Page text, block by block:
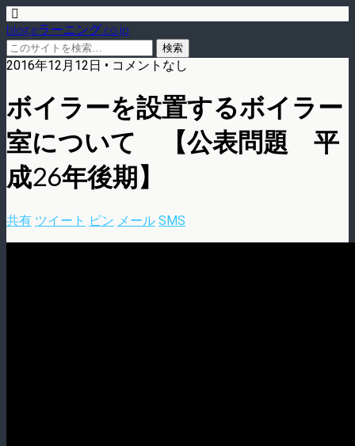
blog.eラーニング.co.jp
2016年12月12日 • コメントなし
ボイラーを設置するボイラー
室について 【公表問題 平
成26年後期】
共有 ツイート ピン メール SMS